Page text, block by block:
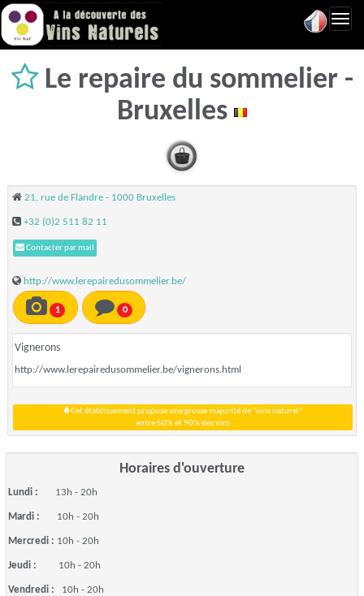
Le repaire du sommelier -
Bruxelles
21, rue de Flandre - 1000 Bruxelles
+32 (0)2 511 82 11
Contacter par mail
http://www.lerepairedusommelier.be/
1 0
Vignerons
http://www.lerepairedusommelier.be/vignerons.html
Cet établissement propose une grosse majorité de "vins naturel"
entre 50% et 90% des vins
Horaires d'ouverture
Lundi : 13h - 20h
Mardi : 10h - 20h
Mercredi : 10h - 20h
Jeudi : 10h - 20h
Vendredi : 10h - 20h